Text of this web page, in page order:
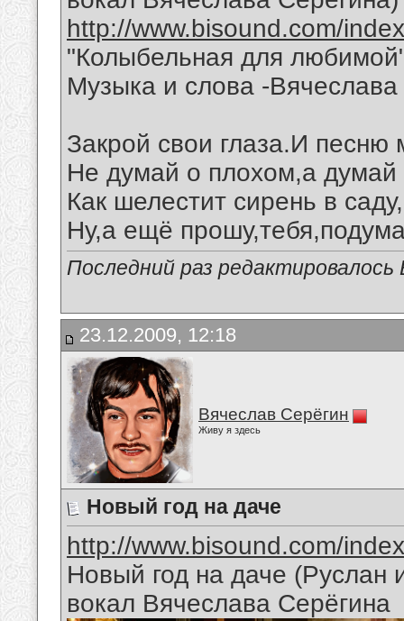
http://www.bisound.com/
"Колыбельная для
Музыка и слова -
Закрой свои глаза.И
Не думай о плохом,а думай
Как шелестит сирень в
Ну,а ещё
Последний раз
23.12.2009, 12:18
Вячеслав Серёгин
Живу я здесь
Новый год на даче
http://www.bisound.com/
Новый год на даче
вокал Вячеслава Серёгина